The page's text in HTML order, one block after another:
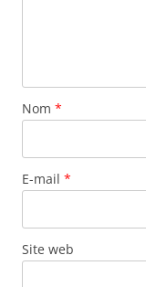
Nom *
E-mail *
Site web